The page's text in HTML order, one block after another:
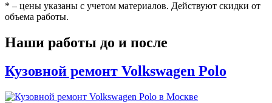
* – цены указаны с учетом материалов. Действуют скидки от
объема работы.
Наши работы до и после
Кузовной ремонт Volkswagen Polo